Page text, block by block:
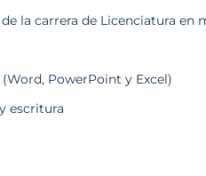
la carrera de Licenciatura en
PowerPoint y Excel)
escritura